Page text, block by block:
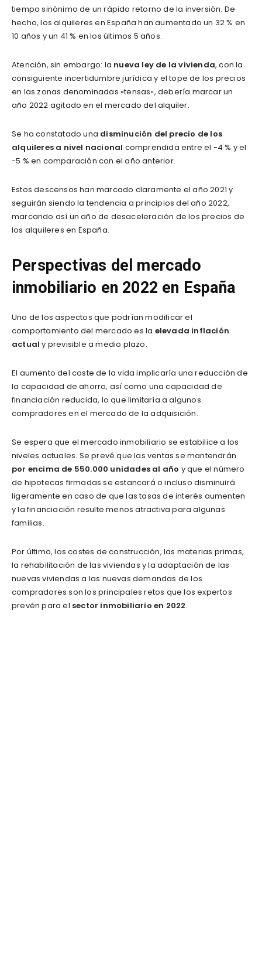
tiempo sinónimo de un rápido retorno de la inversión. De
hecho, los alquileres en España han aumentado un 32 % en
10 años y un 41 % en los últimos 5 años.
Atención, sin embargo: la nueva ley de la vivienda, con la
consiguiente incertidumbre jurídica y el tope de los precios
en las zonas denominadas «tensas», debería marcar un
año 2022 agitado en el mercado del alquiler.
Se ha constatado una disminución del precio de los
alquileres a nivel nacional comprendida entre el -4 % y el
-5 % en comparación con el año anterior.
Estos descensos han marcado claramente el año 2021 y
seguirán siendo la tendencia a principios del año 2022,
marcando así un año de desaceleración de los precios de
los alquileres en España.
​Perspectivas del mercado
inmobiliario en 2022 en España
Uno de los aspectos que podrían modificar el
comportamiento del mercado es la elevada inflación
actual y previsible a medio plazo.
El aumento del coste de la vida implicaría una reducción de
la capacidad de ahorro, así como una capacidad de
financiación reducida, lo que limitaría a algunos
compradores en el mercado de la adquisición.
Se espera que el mercado inmobiliario se estabilice a los
niveles actuales. Se prevé que las ventas se mantendrán
por encima de 550.000 unidades al año y que el número
de hipotecas firmadas se estancará o incluso disminuirá
ligeramente en caso de que las tasas de interés aumenten
y la financiación resulte menos atractiva para algunas
familias.
Por último, los costes de construcción, las materias primas,
la rehabilitación de las viviendas y la adaptación de las
nuevas viviendas a las nuevas demandas de los
compradores son los principales retos que los expertos
prevén para el sector inmobiliario en 2022.